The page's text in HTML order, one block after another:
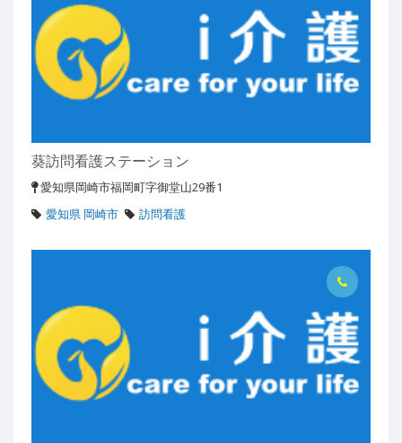
葵訪問看護ステーション
愛知県岡崎市福岡町字御堂山29番1
愛知県 岡崎市
訪問看護